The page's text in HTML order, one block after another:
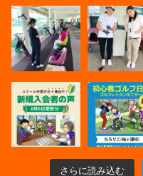
さらに読み込む